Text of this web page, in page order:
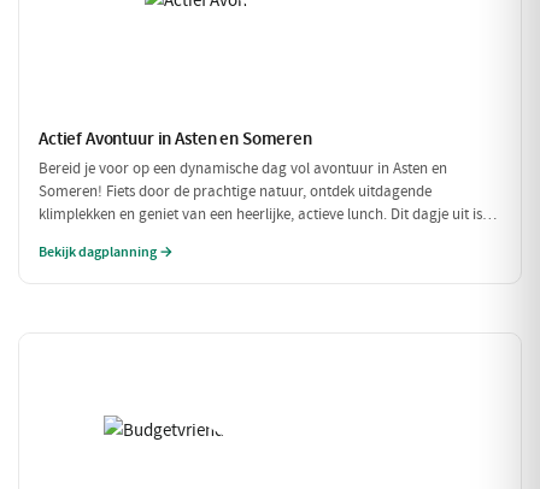
Actief Avontuur in Asten en Someren
Bereid je voor op een dynamische dag vol avontuur in Asten en
Someren! Fiets door de prachtige natuur, ontdek uitdagende
klimplekken en geniet van een heerlijke, actieve lunch. Dit dagje uit is
Bekijk dagplanning →